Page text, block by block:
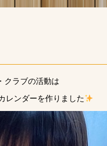
クラブの活動は
レンダーを作りました